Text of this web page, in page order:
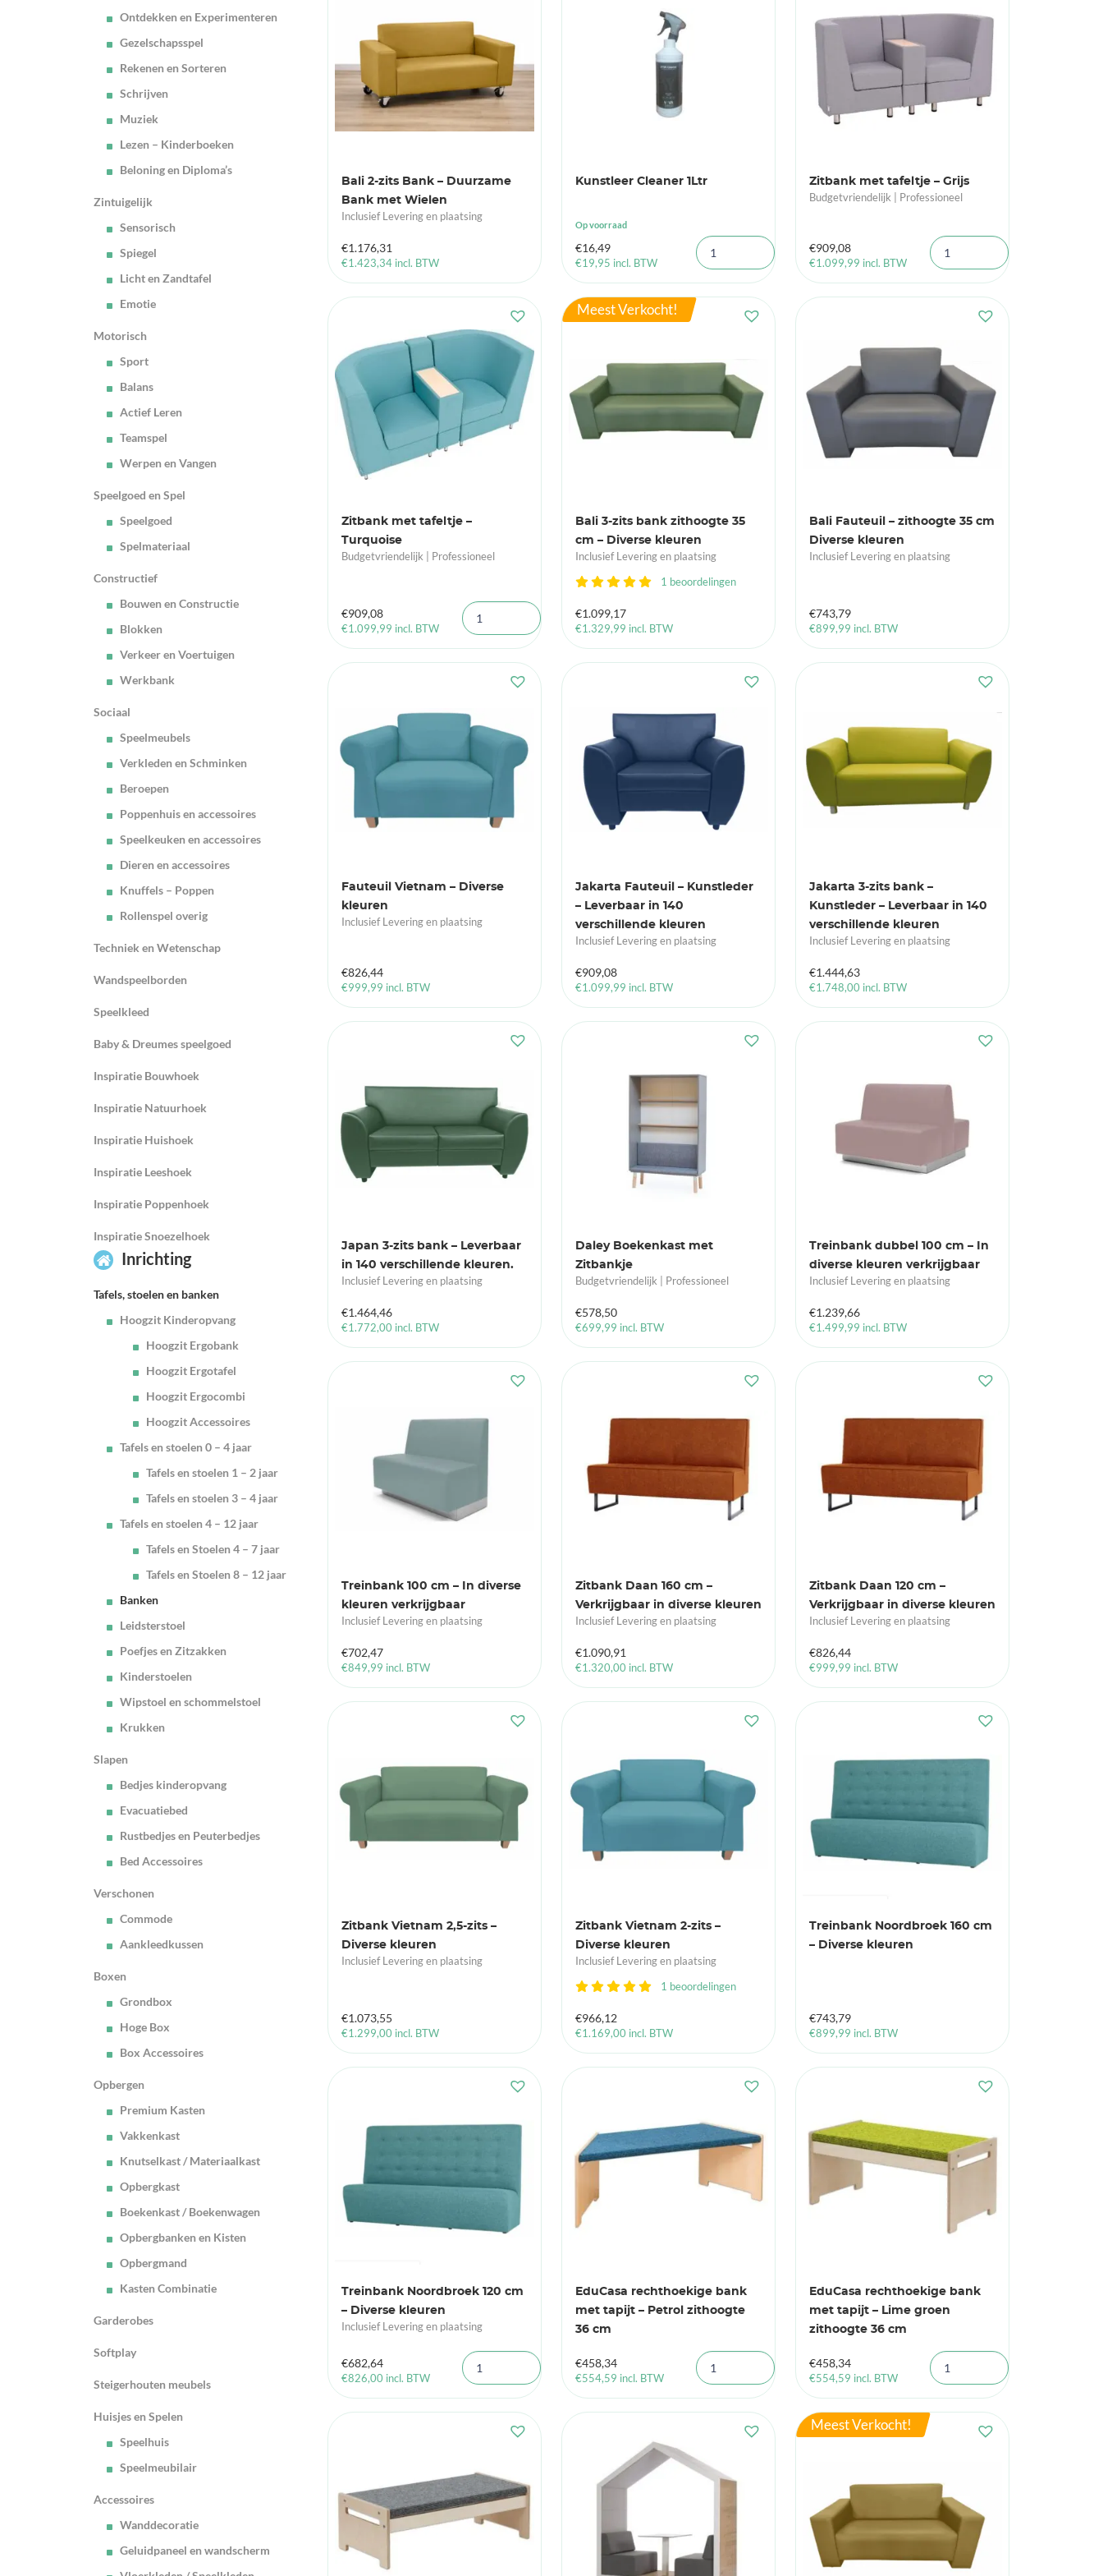
Ontdekken en Experimenteren
Gezelschapsspel
Rekenen en Sorteren
Schrijven
Muziek
Lezen – Kinderboeken
Beloning en Diploma’s
Zintuigelijk
Sensorisch
Spiegel
Licht en Zandtafel
Emotie
Motorisch
Sport
Balans
Actief Leren
Teamspel
Werpen en Vangen
Speelgoed en Spel
Speelgoed
Spelmateriaal
Constructief
Bouwen en Constructie
Blokken
Verkeer en Voertuigen
Werkbank
Sociaal
Speelmeubels
Verkleden en Schminken
Beroepen
Poppenhuis en accessoires
Speelkeuken en accessoires
Dieren en accessoires
Knuffels – Poppen
Rollenspel overig
Techniek en Wetenschap
Wandspeelborden
Speelkleed
Baby & Dreumes speelgoed
Inspiratie Bouwhoek
Inspiratie Natuurhoek
Inspiratie Huishoek
Inspiratie Leeshoek
Inspiratie Poppenhoek
Inspiratie Snoezelhoek
Inrichting
Tafels, stoelen en banken
Hoogzit Kinderopvang
Hoogzit Ergobank
Hoogzit Ergotafel
Hoogzit Ergocombi
Hoogzit Accessoires
Tafels en stoelen 0 – 4 jaar
Tafels en stoelen 1 – 2 jaar
Tafels en stoelen 3 – 4 jaar
Tafels en stoelen 4 – 12 jaar
Tafels en Stoelen 4 – 7 jaar
Tafels en Stoelen 8 – 12 jaar
Banken
Leidsterstoel
Poefjes en Zitzakken
Kinderstoelen
Wipstoel en schommelstoel
Krukken
Slapen
Bedjes kinderopvang
Evacuatiebed
Rustbedjes en Peuterbedjes
Bed Accessoires
Verschonen
Commode
Aankleedkussen
Boxen
Grondbox
Hoge Box
Box Accessoires
Opbergen
Premium Kasten
Vakkenkast
Knutselkast / Materiaalkast
Opbergkast
Boekenkast / Boekenwagen
Opbergbanken en Kisten
Opbergmand
Kasten Combinatie
Garderobes
Softplay
Steigerhouten meubels
Huisjes en Spelen
Speelhuis
Speelmeubilair
Accessoires
Wanddecoratie
Geluidpaneel en wandscherm
Bali 2-zits Bank – Duurzame
Bank met Wielen
Inclusief Levering en plaatsing
€1.176,31
€1.423,34 incl. BTW
Kunstleer Cleaner 1Ltr
Op voorraad
€16,49
€19,95 incl. BTW
Zitbank met tafeltje – Grijs
Budgetvriendelijk | Professioneel
€909,08
€1.099,99 incl. BTW
Zitbank met tafeltje –
Turquoise
Budgetvriendelijk | Professioneel
€909,08
€1.099,99 incl. BTW
Meest Verkocht!
Bali 3-zits bank zithoogte 35
cm – Diverse kleuren
Inclusief Levering en plaatsing
1 beoordelingen
€1.099,17
€1.329,99 incl. BTW
Bali Fauteuil – zithoogte 35 cm
Diverse kleuren
Inclusief Levering en plaatsing
€743,79
€899,99 incl. BTW
Fauteuil Vietnam – Diverse
kleuren
Inclusief Levering en plaatsing
€826,44
€999,99 incl. BTW
Jakarta Fauteuil – Kunstleder
– Leverbaar in 140
verschillende kleuren
Inclusief Levering en plaatsing
€909,08
€1.099,99 incl. BTW
Jakarta 3-zits bank –
Kunstleder – Leverbaar in 140
verschillende kleuren
Inclusief Levering en plaatsing
€1.444,63
€1.748,00 incl. BTW
Japan 3-zits bank – Leverbaar
in 140 verschillende kleuren.
Inclusief Levering en plaatsing
€1.464,46
€1.772,00 incl. BTW
Daley Boekenkast met
Zitbankje
Budgetvriendelijk | Professioneel
€578,50
€699,99 incl. BTW
Treinbank dubbel 100 cm – In
diverse kleuren verkrijgbaar
Inclusief Levering en plaatsing
€1.239,66
€1.499,99 incl. BTW
Treinbank 100 cm – In diverse
kleuren verkrijgbaar
Inclusief Levering en plaatsing
€702,47
€849,99 incl. BTW
Zitbank Daan 160 cm –
Verkrijgbaar in diverse kleuren
Inclusief Levering en plaatsing
€1.090,91
€1.320,00 incl. BTW
Zitbank Daan 120 cm –
Verkrijgbaar in diverse kleuren
Inclusief Levering en plaatsing
€826,44
€999,99 incl. BTW
Zitbank Vietnam 2,5-zits –
Diverse kleuren
Inclusief Levering en plaatsing
€1.073,55
€1.299,00 incl. BTW
Zitbank Vietnam 2-zits –
Diverse kleuren
Inclusief Levering en plaatsing
1 beoordelingen
€966,12
€1.169,00 incl. BTW
Treinbank Noordbroek 160 cm
– Diverse kleuren
€743,79
€899,99 incl. BTW
Treinbank Noordbroek 120 cm
– Diverse kleuren
Inclusief Levering en plaatsing
€682,64
€826,00 incl. BTW
EduCasa rechthoekige bank
met tapijt – Petrol zithoogte
36 cm
€458,34
€554,59 incl. BTW
EduCasa rechthoekige bank
met tapijt – Lime groen
zithoogte 36 cm
€458,34
€554,59 incl. BTW
Meest Verkocht!